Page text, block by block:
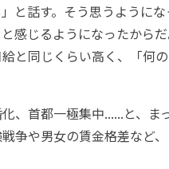
と話す。そう思うように
感じるようになったから
と同じくらい高く、「何
、首都一極集中......と、
争や男女の賃金格差など